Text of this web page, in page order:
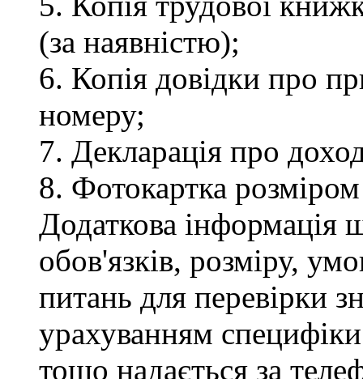
(за наявністю);
6. Копія довідки про
номеру;
7. Декларація про
8. Фотокартка
Додаткова інформація
обов'язків, розміру,
питань для перевірки
урахуванням
тощо надається за